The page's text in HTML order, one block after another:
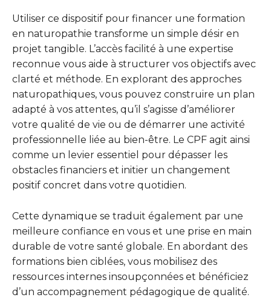
Utiliser ce dispositif pour financer une formation
en naturopathie transforme un simple désir en
projet tangible. L’accès facilité à une expertise
reconnue vous aide à structurer vos objectifs avec
clarté et méthode. En explorant des approches
naturopathiques, vous pouvez construire un plan
adapté à vos attentes, qu’il s’agisse d’améliorer
votre qualité de vie ou de démarrer une activité
professionnelle liée au bien-être. Le CPF agit ainsi
comme un levier essentiel pour dépasser les
obstacles financiers et initier un changement
positif concret dans votre quotidien.
Cette dynamique se traduit également par une
meilleure confiance en vous et une prise en main
durable de votre santé globale. En abordant des
formations bien ciblées, vous mobilisez des
ressources internes insoupçonnées et bénéficiez
d’un accompagnement pédagogique de qualité.